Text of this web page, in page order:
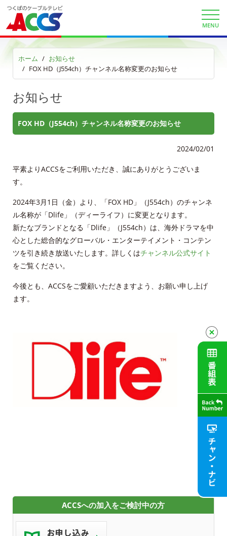
MENU
ホーム
お知らせ
FOX HD（J554ch）チャンネル名称変更のお知らせ
お知らせ
FOX HD（J554ch）チャンネル名称変更のお知らせ
2024/02/01
平素よりACCSをご利用いただき、誠にありがとうございま
す。
2024年3月1日（金）より、「FOX HD」（J554ch）のチャンネ
ル名称が「Dlife」（ディーライフ）に変更となります。
新たなブランドとなる「Dlife」（J554ch）は、海外ドラマを中
心とした総合的なグローバル・エンターテイメント・コンテン
ツを引き続き放送いたします。詳しくはチャンネル公式サイト
をご覧ください。
今後とも、ACCSをご愛顧いただきますよう、お願い申し上げ
ます。
ACCSへの加入をご検討中の方
利用料金
工事内容
契約約款
よくある質問と答え
マイページ
申込・資料請求
財団案内
ごあいさつ
ＡＣＣＳ40年のあゆみ
ＡＣＣＳ番組基準
放送番組審議会議事録
個人情報保護方針
Channel Table
ACCSTV